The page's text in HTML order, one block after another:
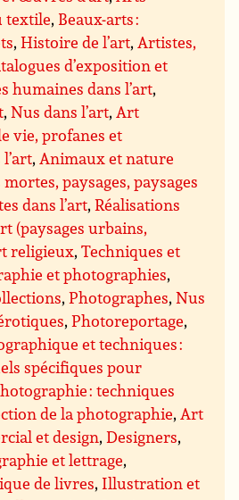
textile, Beaux-arts :
,Histoire de l’art,Artistes,
d’exposition et
humaines dans l’art,
,Nus dans l’art,Art
vie, profanes et
,Animaux et nature
paysages, paysages
dans l’art,Réalisations
(paysages urbains,
religieux,Techniques et
et photographies,
,Photographes,Nus
,Photoreportage,
et techniques :
spécifiques pour
: techniques
de la photographie,Art
et design,Designers,
et lettrage,
de livres, Illustration et